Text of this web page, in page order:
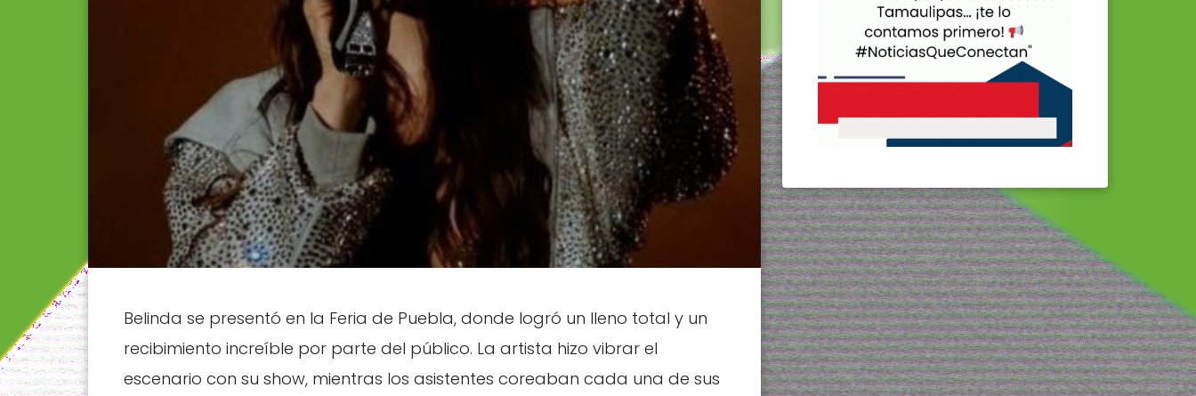
Belinda se presentó en la Feria de Puebla, donde logró un lleno total y un
recibimiento increíble por parte del público. La artista hizo vibrar el
escenario con su show, mientras los asistentes coreaban cada una de sus